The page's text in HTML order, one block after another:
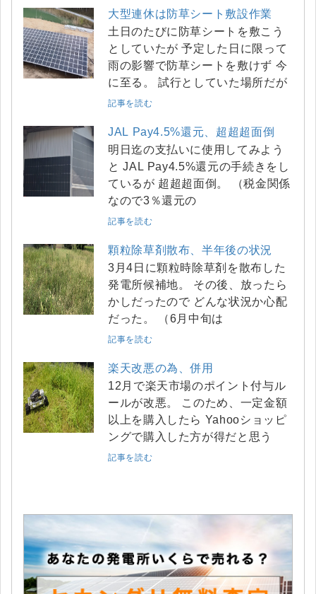
大型連休は防草シート敷設作業
土日のたびに防草シートを敷こう
としていたが 予定した日に限って
雨の影響で防草シートを敷けず 今
に至る。 試行としていた場所だが
記事を読む
JAL Pay4.5%還元、超超超面倒
明日迄の支払いに使用してみよう
と JAL Pay4.5%還元の手続きをし
ているが 超超超面倒。 （税金関係
なので3％還元の
記事を読む
顆粒除草剤散布、半年後の状況
3月4日に顆粒時除草剤を散布した
発電所候補地。 その後、放ったら
かしだったので どんな状況か心配
だった。 （6月中旬は
記事を読む
楽天改悪の為、併用
12月で楽天市場のポイント付与ル
ールが改悪。 このため、一定金額
以上を購入したら Yahooショッピ
ングで購入した方が得だと思う
記事を読む